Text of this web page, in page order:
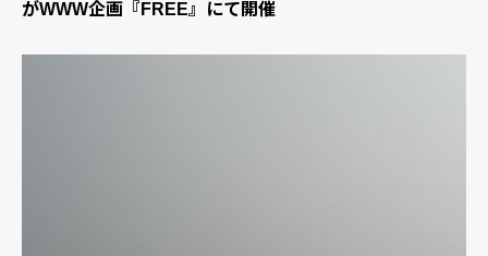
がWWW企画『FREE』にて開催